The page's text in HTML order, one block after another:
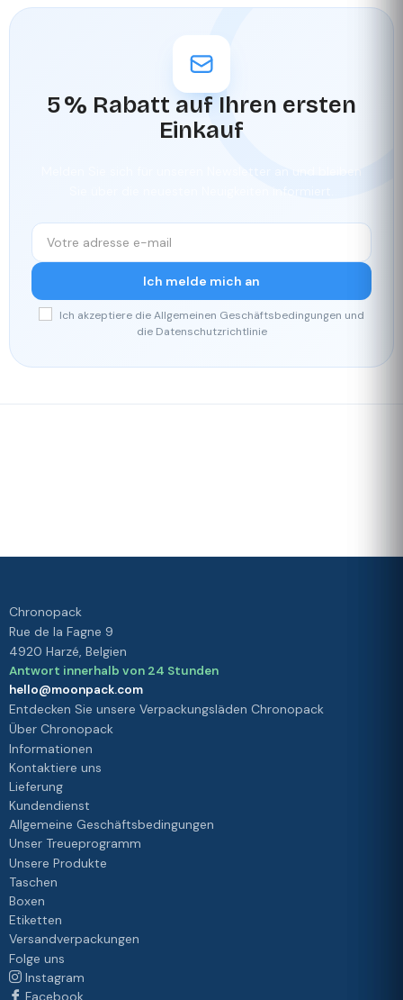
5 % Rabatt auf Ihren ersten
Einkauf
Ich melde mich an
Ich akzeptiere die Allgemeinen Geschäftsbedingungen und
die Datenschutzrichtlinie
Chronopack
Rue de la Fagne 9
4920 Harzé, Belgien
Antwort innerhalb von 24 Stunden
hello@moonpack.com
Entdecken Sie unsere Verpackungsläden Chronopack
Über Chronopack
Informationen
Kontaktiere uns
Lieferung
Kundendienst
Allgemeine Geschäftsbedingungen
Unser Treueprogramm
Unsere Produkte
Taschen
Boxen
Etiketten
Versandverpackungen
Folge uns
Instagram